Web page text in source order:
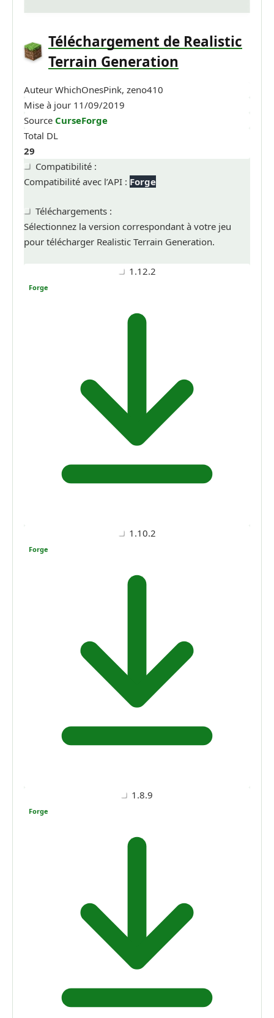
Téléchargement de Realistic
Terrain Generation
Auteur WhichOnesPink, zeno410
Mise à jour 11/09/2019
Source CurseForge
Total DL
29
Compatibilité :
Compatibilité avec l’API : Forge
Téléchargements :
Sélectionnez la version correspondant à votre jeu
pour télécharger Realistic Terrain Generation.
1.12.2
Forge
1.10.2
Forge
1.8.9
Forge